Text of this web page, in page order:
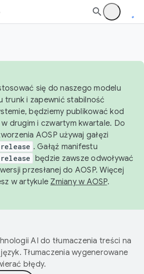
się do naszego modelu
trunk i zapewnić stabilność
będziemy publikować kod
w drugim i czwartym kwartale. Do
AOSP używaj gałęzi
. Gałąź manifestu
będzie zawsze odwoływać
przesłanej do AOSP. Więcej
w artykule Zmiany w AOSP.
AI do tłumaczenia treści na
Tłumaczenia wygenerowane
błędy.